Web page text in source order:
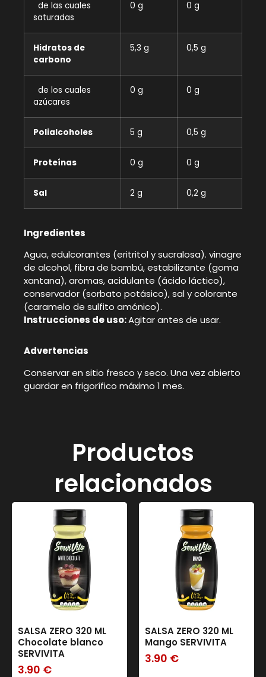
de las cuales
saturadas
0 g 0 g
Hidratos de
carbono
5,3 g 0,5 g
de los cuales
azúcares
0 g 0 g
Polialcoholes 5 g 0,5 g
Proteínas 0 g 0 g
Sal 2 g 0,2 g
Ingredientes
Agua, edulcorantes (eritritol y sucralosa). vinagre
de alcohol, fibra de bambú, estabilizante (goma
xantana), aromas, acidulante (ácido láctico),
conservador (sorbato potásico), sal y colorante
(caramelo de sulfito amónico).
Instrucciones de uso:Agitar antes de usar.
Advertencias
Conservar en sitio fresco y seco. Una vez abierto
guardar en frigorífico máximo 1 mes.
Productos
relacionados
SALSA ZERO 320 ML
Chocolate blanco
SERVIVITA
3.90 €
SALSA ZERO 320 ML
Mango SERVIVITA
3.90 €